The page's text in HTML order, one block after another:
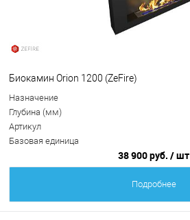
Биокамин Orion 1200 (ZeFire)
Назначение
Глубина (мм)
Артикул
Базовая единица
38 900 руб. / шт
Подробнее